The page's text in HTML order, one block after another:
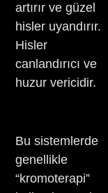
artırır ve güzel
hisler uyandırır.
Hisler
canlandırıcı ve
huzur vericidir.
Bu sistemlerde
genellikle
“kromoterapi”